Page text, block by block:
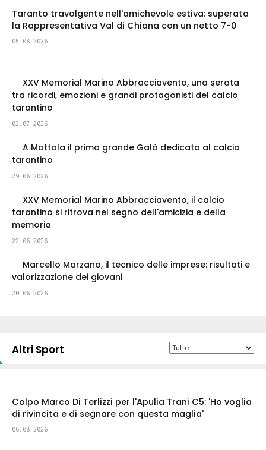
Taranto travolgente nell'amichevole estiva: superata
la Rappresentativa Val di Chiana con un netto 7-0
05.08.2026
XXV Memorial Marino Abbracciavento, una serata
tra ricordi, emozioni e grandi protagonisti del calcio
tarantino
02.07.2026
A Mottola il primo grande Galà dedicato al calcio
tarantino
29.06.2026
XXV Memorial Marino Abbracciavento, il calcio
tarantino si ritrova nel segno dell'amicizia e della
memoria
22.06.2026
Marcello Marzano, il tecnico delle imprese: risultati e
valorizzazione dei giovani
20.06.2026
Altri Sport
Colpo Marco Di Terlizzi per l'Apulia Trani C5: 'Ho voglia
di rivincita e di segnare con questa maglia'
06.08.2026